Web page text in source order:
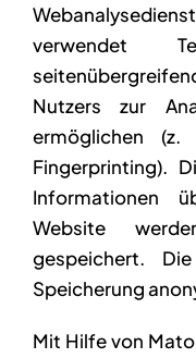
verwendet
Nutzers zur
ermöglichen
Fingerprinting).
Informationen
Website
gespeichert.
Speicherung
Mit Hilfe von